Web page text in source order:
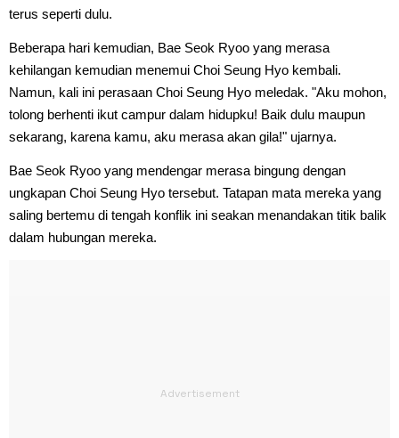
terus seperti dulu.
Beberapa hari kemudian, Bae Seok Ryoo yang merasa
kehilangan kemudian menemui Choi Seung Hyo kembali.
Namun, kali ini perasaan Choi Seung Hyo meledak. "Aku mohon,
tolong berhenti ikut campur dalam hidupku! Baik dulu maupun
sekarang, karena kamu, aku merasa akan gila!" ujarnya.
Bae Seok Ryoo yang mendengar merasa bingung dengan
ungkapan Choi Seung Hyo tersebut. Tatapan mata mereka yang
saling bertemu di tengah konflik ini seakan menandakan titik balik
dalam hubungan mereka.